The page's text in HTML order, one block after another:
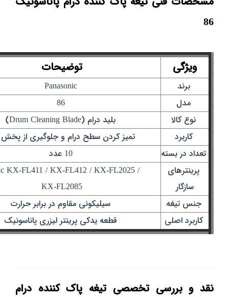
86
ویژگی توضیحات
برند
Panasonic
مدل
86
نوع کالا
بلید درام (Drum Cleaning Blade)
کاربرد
تمیز کردن سطح درام و جلوگیری از پخش
تعداد در بسته
10 عدد
پرینترهای
سازگار
KX-FL411 / KX-FL412 / KX-FL2025 /
KX-FL2085
جنس تیغه
سیلیکونی مقاوم در برابر حرارت
کاربرد اصلی
قطعه یدکی پرینتر لیزری پاناسونیک
نقد و بررسی تخصصی تیغه پاک‌ کننده درام